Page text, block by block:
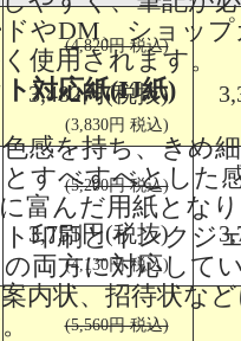
やDM、ショップ
使用されます。
対応紙(IJ紙)
感を持ち、きめ細
すべすべとした
富んだ用紙となり
印刷とインクジ
両方に対応してい
内状、招待状な
(4,820円 税込)
3,482円(税抜)
(3,830円 税込)
(5,200円 税込)
3,755円(税抜)
(4,130円 税込)
(5,560円 税込)